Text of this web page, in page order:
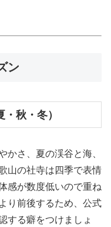
ン
秋・冬）
かさ、夏の渓谷と海、
山の社寺は四季で表情
感が数度低いので重ね
り前後するため、公式
する癖をつけましょ